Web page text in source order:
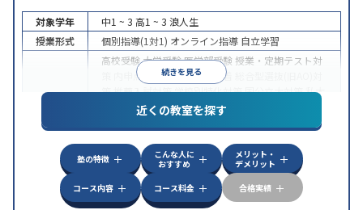
続きを見る
対象学年 中1 ~ 3 高1 ~ 3 浪人生
授業形式
個別指導(1対1) オンライン指導 自立学習
高校受験大学受験医学部受験 授業・定期テスト対
内申点対策学習習慣の定着
策推薦入試対策学校別特化対策国公立大対策私大
共通テスト対策英検(英語検定)対策
その
特徴
中高一貫校生に対応授業の振替可能 不登校生に対
学習にPC・タブレットを利用オンライン対応
科目から受講可能季節講習のみの受講可発達障害
の子どもに対応
近くの教室を探す
塾の特徴
こんな人に
おすすめ
メリット・
デメリット
コース内容
コース料金 合格実績